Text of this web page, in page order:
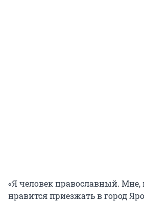
«Я человек православный. Мне,
нравится приезжать в город